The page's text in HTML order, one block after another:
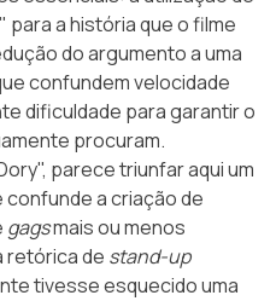
a história que o filme
do argumento a uma
confundem velocidade
dificuldade para garantir o
procuram.
parece triunfar aqui um
a criação de
gagsmais ou menos
retórica de stand-up
tivesse esquecido uma